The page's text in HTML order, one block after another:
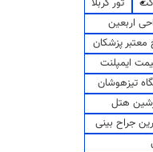
اربعین
پزشکان
ایمپلنت
تیزهوشان
هتل
جراح بینی